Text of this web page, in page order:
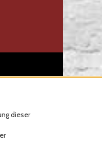
dieser